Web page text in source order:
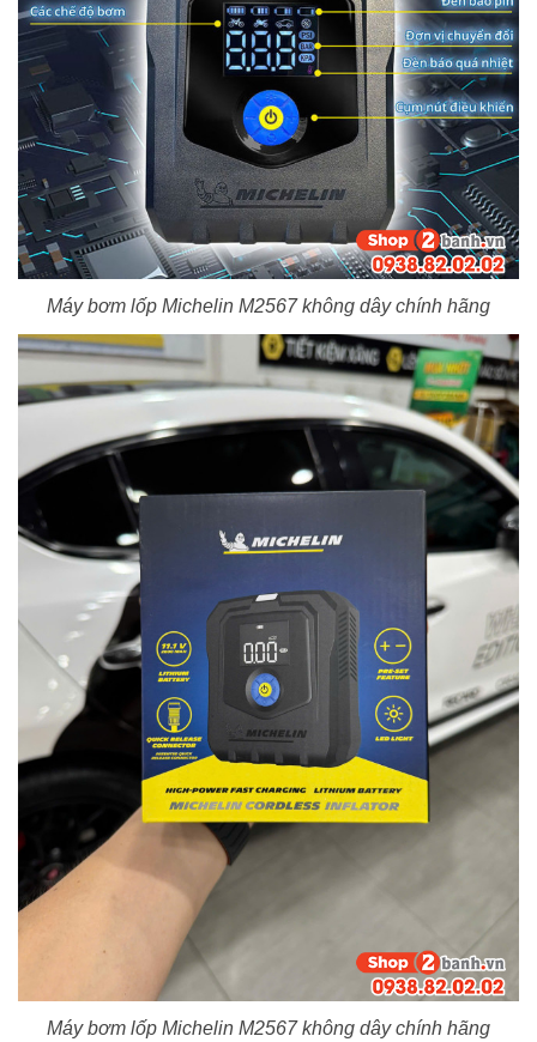
Máy bơm lốp Michelin M2567 không dây chính hãng
Máy bơm lốp Michelin M2567 không dây chính hãng